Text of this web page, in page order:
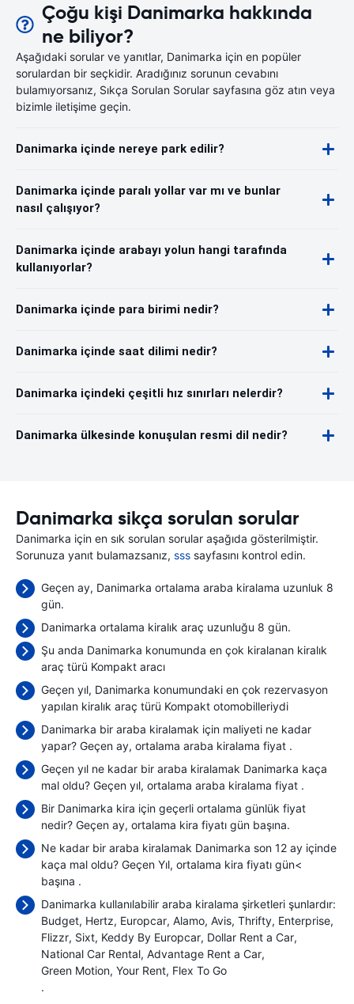
Çoğu kişi Danimarka hakkında
ne biliyor?
Aşağıdaki sorular ve yanıtlar, Danimarka için en popüler
sorulardan bir seçkidir. Aradığınız sorunun cevabını
bulamıyorsanız, Sıkça Sorulan Sorular sayfasına göz atın veya
bizimle iletişime geçin.
Danimarka içinde nereye park edilir?
Danimarka içinde paralı yollar var mı ve bunlar
nasıl çalışıyor?
Danimarka içinde arabayı yolun hangi tarafında
kullanıyorlar?
Danimarka içinde para birimi nedir?
Danimarka içinde saat dilimi nedir?
Danimarka içindeki çeşitli hız sınırları nelerdir?
Danimarka ülkesinde konuşulan resmi dil nedir?
Danimarka sikça sorulan sorular
Danimarka için en sık sorulan sorular aşağıda gösterilmiştir.
Sorunuza yanıt bulamazsanız, sss sayfasını kontrol edin.
Geçen ay, Danimarka ortalama araba kiralama uzunluk 8
gün.
Danimarka ortalama kiralık araç uzunluğu 8 gün.
Şu anda Danimarka konumunda en çok kiralanan kiralık
araç türü Kompakt aracı
Geçen yıl, Danimarka konumundaki en çok rezervasyon
yapılan kiralık araç türü Kompakt otomobilleriydi
Danimarka bir araba kiralamak için maliyeti ne kadar
yapar? Geçen ay, ortalama araba kiralama fiyat .
Geçen yıl ne kadar bir araba kiralamak Danimarka kaça
mal oldu? Geçen yıl, ortalama araba kiralama fiyat .
Bir Danimarka kira için geçerli ortalama günlük fiyat
nedir? Geçen ay, ortalama kira fiyatı gün başına.
Ne kadar bir araba kiralamak Danimarka son 12 ay içinde
kaça mal oldu? Geçen Yıl, ortalama kira fiyatı gün<
başına .
Danimarka kullanılabilir araba kiralama şirketleri şunlardır:
Budget Hertz Europcar Alamo Avis Thrifty Enterprise
Flizzr Sixt Keddy By Europcar Dollar Rent a Car
National Car Rental Advantage Rent a Car
Green Motion Your Rent Flex To Go
.